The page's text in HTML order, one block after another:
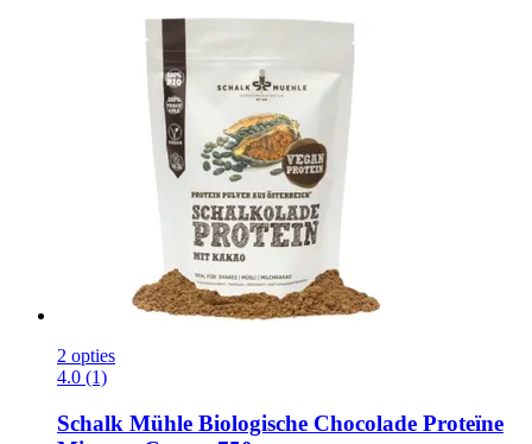
2 opties
4.0 (1)
Schalk Mühle Biologische Chocolade Proteïne